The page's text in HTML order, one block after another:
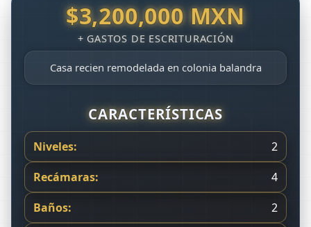
$3,200,000 MXN
Casa recien remodelada en colonia balandra
CARACTERÍSTICAS
Niveles:
2
Recámaras:
4
Baños:
2